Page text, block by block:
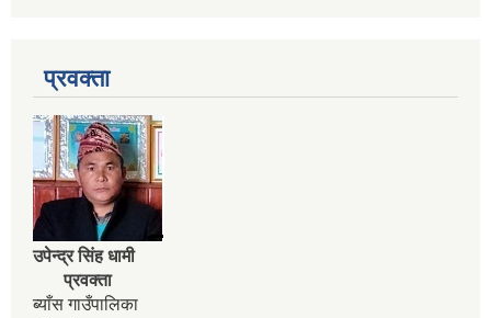
प्रवक्ता
उपेन्द्र सिंह धामी
प्रवक्ता
ब्याँस गाउँपालिका